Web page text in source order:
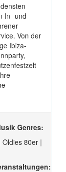
In- und
Von der
Ibiza-
Genres:
80er |